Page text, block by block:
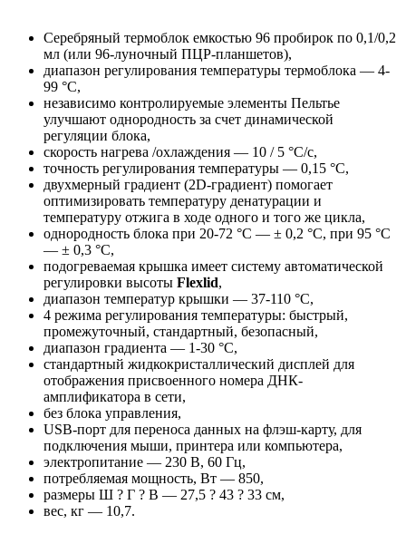
Серебряный термоблок емкостью 96 пробирок по 0,1/0,2
мл (или 96-луночный ПЦР-планшетов),
диапазон регулирования температуры термоблока — 4-
99 °C,
независимо контролируемые элементы Пельтье
улучшают однородность за счет динамической
регуляции блока,
скорость нагрева /охлаждения — 10 / 5 °C/с,
точность регулирования температуры — 0,15 °C,
двухмерный градиент (2D-градиент) помогает
оптимизировать температуру денатурации и
температуру отжига в ходе одного и того же цикла,
однородность блока при 20-72 °C — ± 0,2 °C, при 95 °C
— ± 0,3 °C,
подогреваемая крышка имеет систему автоматической
регулировки высоты Flexlid,
диапазон температур крышки — 37-110 °C,
4 режима регулирования температуры: быстрый,
промежуточный, стандартный, безопасный,
диапазон градиента — 1-30 °C,
стандартный жидкокристаллический дисплей для
отображения присвоенного номера ДНК-
амплификатора в сети,
без блока управления,
USB-порт для переноса данных на флэш-карту, для
подключения мыши, принтера или компьютера,
электропитание — 230 В, 60 Гц,
потребляемая мощность, Вт — 850,
размеры Ш ? Г ? В — 27,5 ? 43 ? 33 см,
вес, кг — 10,7.